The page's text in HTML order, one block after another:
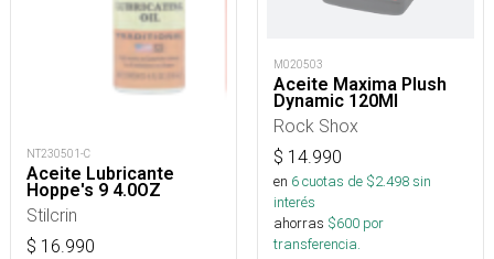
NT230501-C
Aceite Lubricante
Hoppe's 9 4.0OZ
Stilcrin
$ 16.990
M020503
Aceite Maxima Plush
Dynamic 120Ml
Rock Shox
$ 14.990
en 6cuotas de $2.498sin
interés
ahorras $600 por
transferencia.